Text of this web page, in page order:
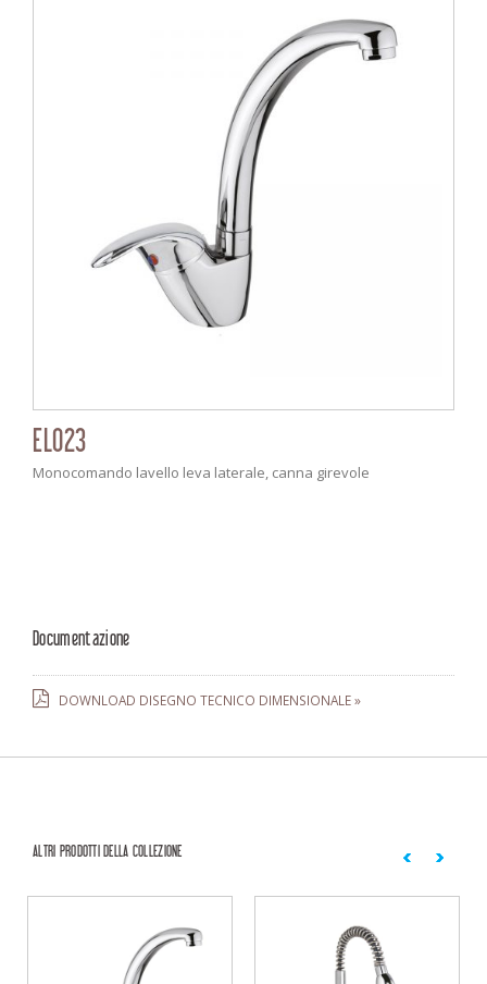
EL023
Monocomando lavello leva laterale, canna girevole
Documentazione
DOWNLOAD DISEGNO TECNICO DIMENSIONALE »
ALTRI PRODOTTI DELLA COLLEZIONE